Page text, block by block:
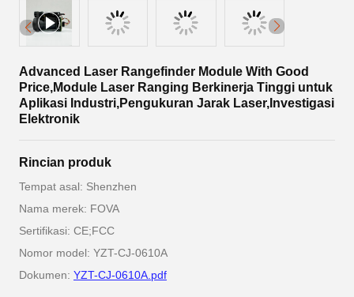
Advanced Laser Rangefinder Module With Good
Price,Module Laser Ranging Berkinerja Tinggi untuk
Aplikasi Industri,Pengukuran Jarak Laser,Investigasi
Elektronik
Rincian produk
Tempat asal: Shenzhen
Nama merek: FOVA
Sertifikasi: CE;FCC
Nomor model: YZT-CJ-0610A
Dokumen: YZT-CJ-0610A.pdf